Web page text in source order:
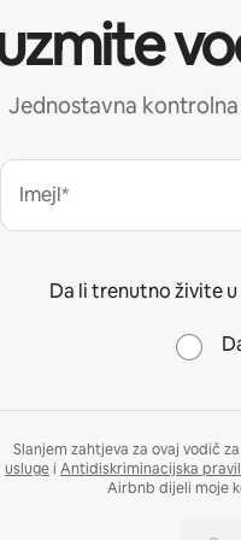
Jednostavna
Imejl*
Da li trenutno živite
Slanjem zahtjeva za ovaj vodič
uslugei Antidiskriminacijska
Airbnb dijeli moje